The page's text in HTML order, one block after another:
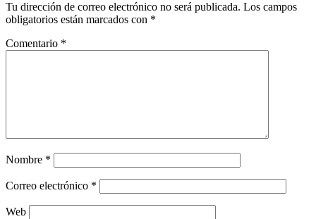
Tu dirección de correo electrónico no será publicada. Los campos
obligatorios están marcados con *
Comentario *
Nombre *
Correo electrónico *
Web